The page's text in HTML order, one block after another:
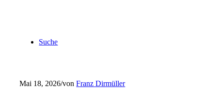
Suche
Mai 18, 2026/vonFranz Dirmüller